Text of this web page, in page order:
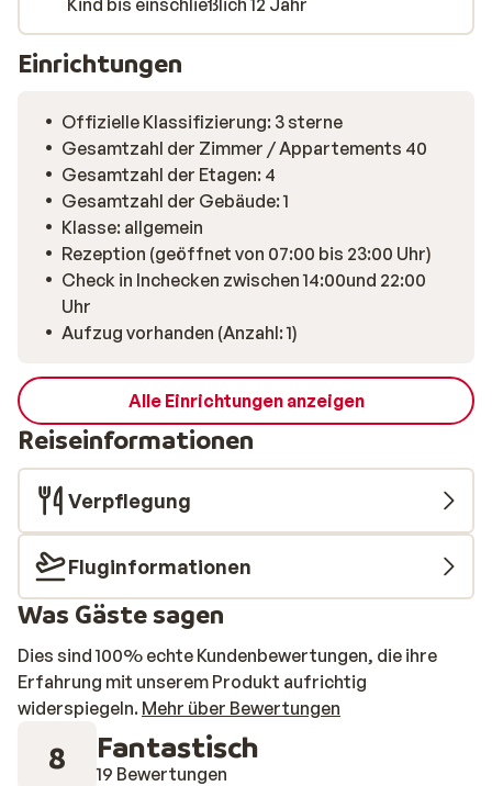
Kind bis einschließlich 12 Jahr
Einrichtungen
Offizielle Klassifizierung: 3 sterne
Gesamtzahl der Zimmer / Appartements 40
Gesamtzahl der Etagen: 4
Gesamtzahl der Gebäude: 1
Klasse: allgemein
Rezeption (geöffnet von 07:00 bis 23:00 Uhr)
Check in Inchecken zwischen 14:00und 22:00
Uhr
Aufzug vorhanden (Anzahl: 1)
Alle Einrichtungen anzeigen
Reiseinformationen
Verpflegung
Fluginformationen
Was Gäste sagen
Dies sind 100% echte Kundenbewertungen, die ihre
Erfahrung mit unserem Produkt aufrichtig
widerspiegeln. Mehr über Bewertungen
8 Fantastisch
19 Bewertungen